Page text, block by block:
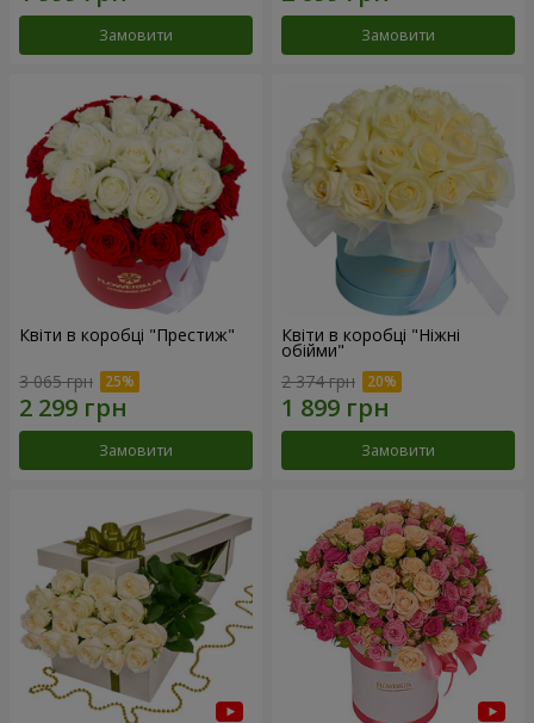
Замовити Замовити
Квіти в коробці "Престиж"
3 065 грн
Замовити
Квіти в коробці "Ніжні
обійми"
2 374 грн
Замовити